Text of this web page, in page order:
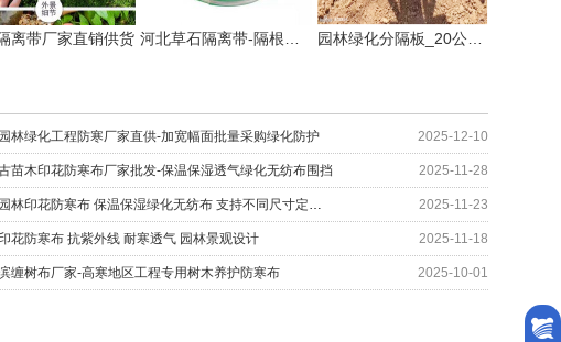
离带厂家直销供货 河北草石隔离带-隔根板使用方法! 园林绿化分隔板_20公分草石隔离带厂家供应
林绿化工程防寒厂家直供-加宽幅面批量采购绿化防护 2025-12-10
苗木印花防寒布厂家批发-保温保湿透气绿化无纺布围挡 2025-11-28
太原园林印花防寒布 保温保湿绿化无纺布 支持不同尺寸定制 编织布生产厂家 2025-11-23
花防寒布 抗紫外线 耐寒透气 园林景观设计 2025-11-18
缠树布厂家-高寒地区工程专用树木养护防寒布 2025-10-01